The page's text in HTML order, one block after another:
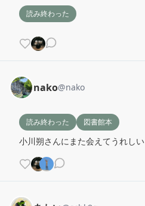
読み終わった
nako@nako
読み終わった 図書館本
小川朔さんにまた会えてうれしい